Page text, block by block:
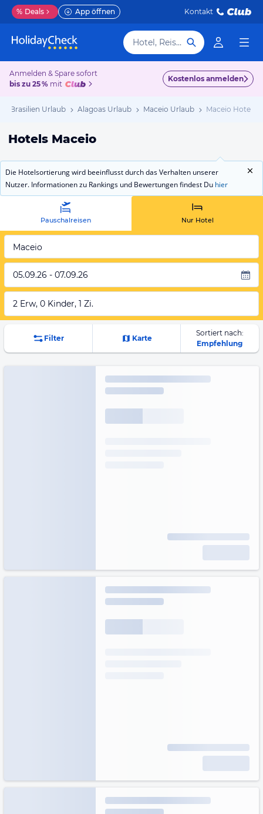
% Deals App öffnen Kontakt
Hotel, Reiseziel
Anmelden & Spare sofort
bis zu 25 % mit
Kostenlos anmelden
Brasilien Urlaub Alagoas Urlaub Maceio Urlaub Maceio Hotels
Hotels Maceio
Die Hotelsortierung wird beeinflusst durch das Verhalten unserer
Nutzer. Informationen zu Rankings und Bewertungen findest Du hier
Pauschalreisen Nur Hotel
Maceio
05.09.26 - 07.09.26
2 Erw, 0 Kinder, 1 Zi.
Filter Karte
Sortiert nach:
Empfehlung